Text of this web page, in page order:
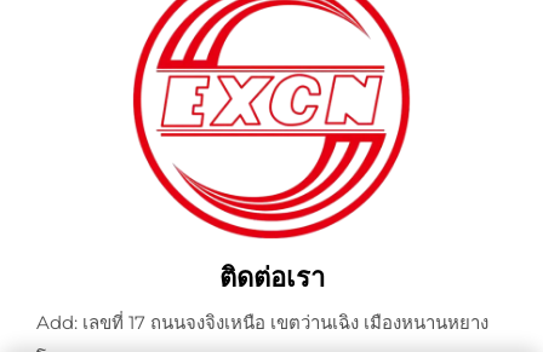
ติดต่อเรา
Add: เลขที่ 17 ถนนจงจิงเหนือ เขตว่านเฉิง เมืองหนานหยาง